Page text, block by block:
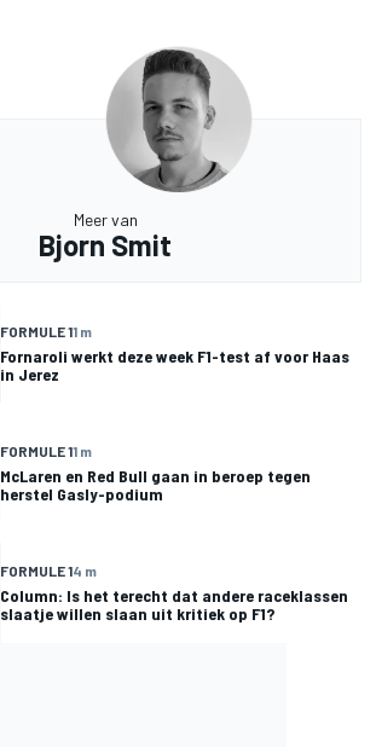
Meer van
Bjorn Smit
FORMULE 11 m
Fornaroli werkt deze week F1-test af voor Haas
in Jerez
FORMULE 11 m
McLaren en Red Bull gaan in beroep tegen
herstel Gasly-podium
FORMULE 14 m
Column: Is het terecht dat andere raceklassen
slaatje willen slaan uit kritiek op F1?